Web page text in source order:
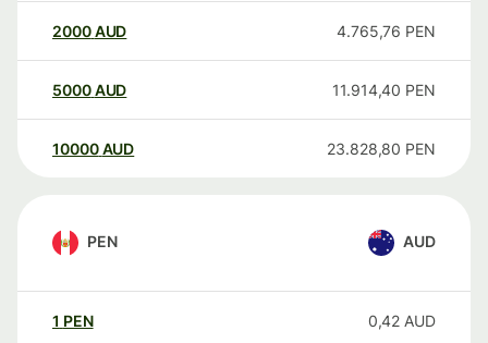
2000AUD 4.765,76 PEN
5000AUD 11.914,40 PEN
10000 AUD 23.828,80 PEN
PEN AUD
1 PEN 0,42 AUD